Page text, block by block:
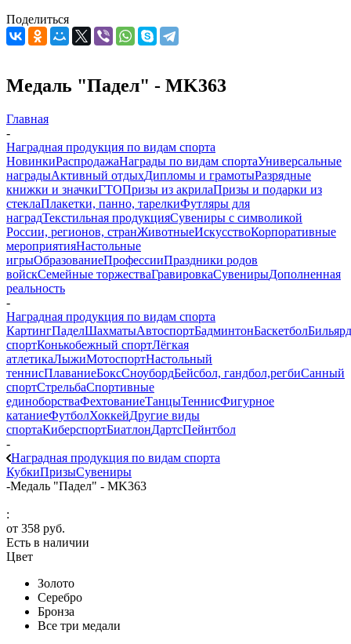
Поделиться
Медаль "Падел" - MK363
Главная
-
Наградная продукция по видам спорта
НовинкиРаспродажаНаграды по видам спортаУниверсальные
наградыАктивный отдыхДипломы и грамотыРазрядные
книжки и значкиГТОПризы из акрилаПризы и подарки из
стеклаПлакетки, панно, тарелкиФутляры для
наградТекстильная продукцияСувениры с символикой
России, регионов, странЖивотныеИскусствоКорпоративные
мероприятияНастольные
игрыОбразованиеПрофессииПраздники родов
войскСемейные торжестваГравировкаСувенирыДополненная
реальность
-
Наградная продукция по видам спорта
КартингПаделШахматыАвтоспортБадминтонБаскетболБильярд
спортКонькобежный спортЛёгкая
атлетикаЛыжиМотоспортНастольный
теннисПлаваниеБоксСноубордБейсбол, гандбол,регбиСанный
спортСтрельбаСпортивные
единоборстваФехтованиеТанцыТеннисФигурное
катаниеФутболХоккейДругие виды
спортаКиберспортБиатлонДартсПейнтбол
-
Наградная продукция по видам спорта
КубкиПризыСувениры
-Медаль "Падел" - MK363
:
от 358 руб.
Есть в наличии
Цвет
Золото
Серебро
Бронза
Все три медали